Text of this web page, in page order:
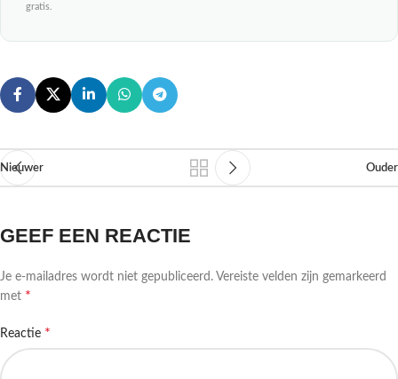
gratis.
Nieuwer Ouder
GEEF EEN REACTIE
Je e-mailadres wordt niet gepubliceerd. Vereiste velden zijn gemarkeerd
met *
Reactie *